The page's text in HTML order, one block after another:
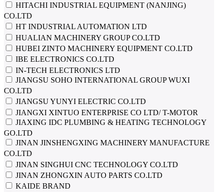
HITACHI INDUSTRIAL EQUIPMENT (NANJING)
CO.LTD
HT INDUSTRIAL AUTOMATION LTD
HUALIAN MACHINERY GROUP CO.LTD
HUBEI ZINTO MACHINERY EQUIPMENT CO.LTD
IBE ELECTRONICS CO.LTD
IN-TECH ELECTRONICS LTD
JIANGSU SOHO INTERNATIONAL GROUP WUXI
CO.LTD
JIANGSU YUNYI ELECTRIC CO.LTD
JIANGXI XINTUO ENTERPRISE CO LTD/ T-MOTOR
JIAXING IDC PLUMBING & HEATING TECHNOLOGY
GO.LTD
JINAN JINSHENGXING MACHINERY MANUFACTURE
CO.LTD
JINAN SINGHUI CNC TECHNOLOGY CO.LTD
JINAN ZHONGXIN AUTO PARTS CO.LTD
KAIDE BRAND